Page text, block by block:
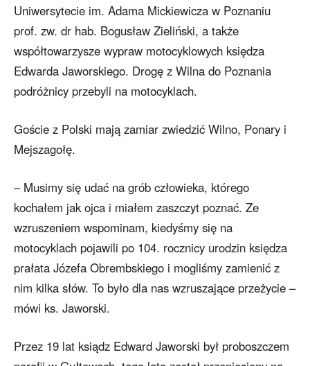
Uniwersytecie im. Adama Mickiewicza w Poznaniu
prof. zw. dr hab. Bogusław Zieliński, a także
współtowarzysze wypraw motocyklowych księdza
Edwarda Jaworskiego. Drogę z Wilna do Poznania
podróżnicy przebyli na motocyklach.
Goście z Polski mają zamiar zwiedzić Wilno, Ponary i
Mejszagołę.
– Musimy się udać na grób człowieka, którego
kochałem jak ojca i miałem zaszczyt poznać. Ze
wzruszeniem wspominam, kiedyśmy się na
motocyklach pojawili po 104. rocznicy urodzin księdza
prałata Józefa Obrembskiego i mogliśmy zamienić z
nim kilka słów. To było dla nas wzruszające przeżycie –
mówi ks. Jaworski.
Przez 19 lat ksiądz Edward Jaworski był proboszczem